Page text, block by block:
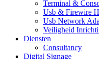
Terminal &
Usb & Firewire
Usb Network
Veiligheid
Diensten
Consultancy
Digital Signage